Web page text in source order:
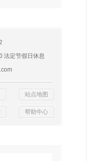
法定节假日休息
站点地图
帮助中心